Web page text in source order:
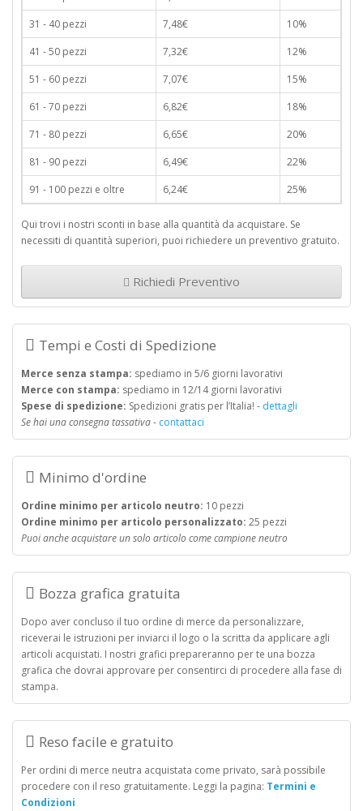
31 - 40 pezzi
7,48€
10%
41 - 50 pezzi
7,32€
12%
51 - 60 pezzi
7,07€
15%
61 - 70 pezzi
6,82€
18%
71 - 80 pezzi
6,65€
20%
81 - 90 pezzi
6,49€
22%
91 - 100 pezzi e oltre
6,24€ 25%
Qui trovi i nostri sconti in base alla quantità da acquistare. Se
necessiti di quantità superiori, puoi richiedere un preventivo gratuito.
Richiedi Preventivo
Tempi e Costi di Spedizione
Merce senza stampa: spediamo in 5/6 giorni lavorativi
Merce con stampa: spediamo in 12/14 giorni lavorativi
Spese di spedizione: Spedizioni gratis per l’Italia! - dettagli
Se hai una consegna tassativa- contattaci
Minimo d'ordine
Ordine minimo per articolo neutro: 10 pezzi
Ordine minimo per articolo personalizzato: 25 pezzi
Puoi anche acquistare un solo articolo come campione neutro
Bozza grafica gratuita
Dopo aver concluso il tuo ordine di merce da personalizzare,
riceverai le istruzioni per inviarci il logo o la scritta da applicare agli
articoli acquistati. I nostri grafici prepareranno per te una bozza
grafica che dovrai approvare per consentirci di procedere alla fase di
stampa.
Reso facile e gratuito
Per ordini di merce neutra acquistata come privato, sarà possibile
procedere con il reso gratuitamente. Leggi la pagina: Termini e
Condizioni